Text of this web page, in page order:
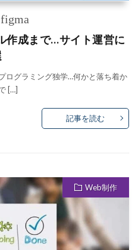
figma
作成まで…サイト運営に
ログラミング独学…何かと落ち着か
[…]
記事を読む
Web制作